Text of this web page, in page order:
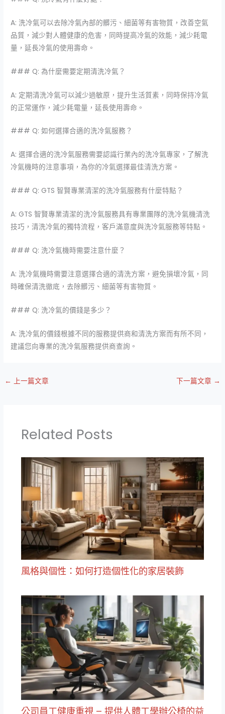
A: 洗冷氣可以去除冷氣內部的髒污、細菌等有害物質，改善空氣
品質，減少對人體健康的危害，同時提高冷氣的效能，減少耗電
量，延長冷氣的使用壽命。
### Q: 為什麼需要定期清洗冷氣？
A: 定期清洗冷氣可以減少過敏原，提升生活質素，同時保持冷氣
的正常運作，減少耗電量，延長使用壽命。
### Q: 如何選擇合適的洗冷氣服務？
A: 選擇合適的洗冷氣服務需要認識行業內的洗冷氣專家，了解洗
冷氣機時的注意事項，為你的冷氣選擇最佳清洗方案。
### Q: GTS 智賢專業清潔的洗冷氣服務有什麼特點？
A: GTS 智賢專業清潔的洗冷氣服務具有專業團隊的洗冷氣機清洗
技巧，清洗冷氣的獨特流程，客戶滿意度與洗冷氣服務等特點。
### Q: 洗冷氣機時需要注意什麼？
A: 洗冷氣機時需要注意選擇合適的清洗方案，避免損壞冷氣，同
時確保清洗徹底，去除髒污、細菌等有害物質。
### Q: 洗冷氣的價錢是多少？
A: 洗冷氣的價錢根據不同的服務提供商和清洗方案而有所不同，
建議您向專業的洗冷氣服務提供商查詢。
← 上一篇文章 下一篇文章 →
Related Posts
風格與個性：如何打造個性化的家居裝飾
公司員工健康重視 – 提供人體工學辦公椅的益